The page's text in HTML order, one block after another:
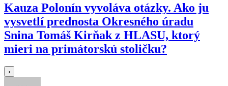
Kauza Polonín vyvoláva otázky. Ako ju
vysvetlí prednosta Okresného úradu
Snina Tomáš Kirňak z HLASU, ktorý
mieri na primátorskú stoličku?
›